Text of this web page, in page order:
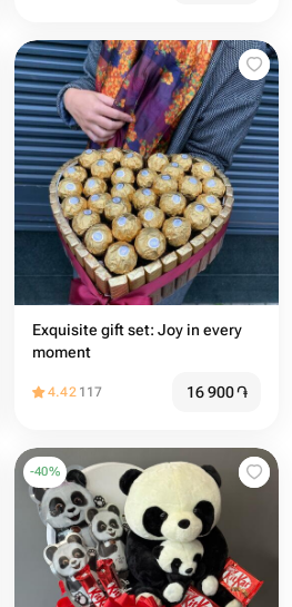
Exquisite gift set: Joy in every
moment
4.42 117 16 900֏
-40%